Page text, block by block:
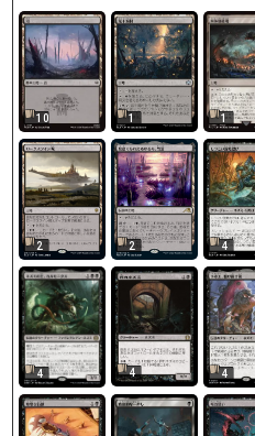
10 1 1
2 2 4
4 4 4